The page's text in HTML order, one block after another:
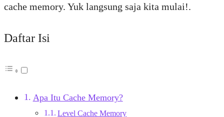
cache memory. Yuk langsung saja kita mulai!.
Daftar Isi
Apa Itu Cache Memory?
Level Cache Memory